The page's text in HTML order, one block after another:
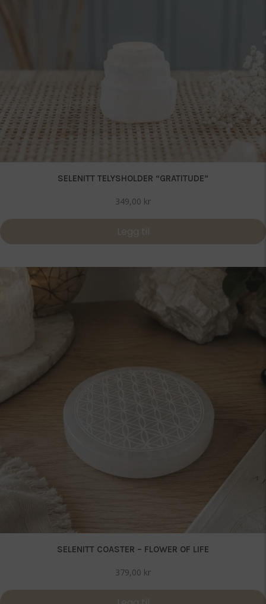
SELENITT TELYSHOLDER “GRATITUDE”
349,00 kr
Legg til
SELENITT COASTER – FLOWER OF LIFE
379,00 kr